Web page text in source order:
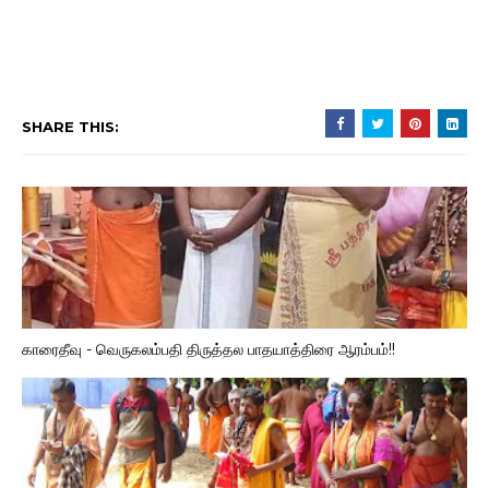
SHARE THIS:
காரைதீவு - வெருகலம்பதி திருத்தல பாதயாத்திரை ஆரம்பம்!!